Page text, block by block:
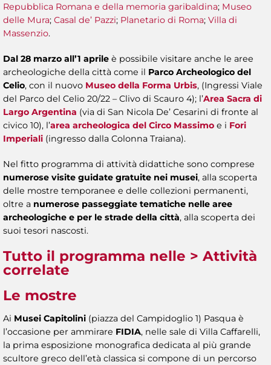
Repubblica Romana e della memoria garibaldina; Museo
delle Mura; Casal de’ Pazzi; Planetario di Roma; Villa di
Massenzio.
Dal 28 marzo all’1 aprile è possibile visitare anche le aree
archeologiche della città come il Parco Archeologico del
Celio, con il nuovo Museo della Forma Urbis, (Ingressi Viale
del Parco del Celio 20/22 – Clivo di Scauro 4); l’Area Sacra di
Largo Argentina (via di San Nicola De’ Cesarini di fronte al
civico 10), l’area archeologica del Circo Massimo e i Fori
Imperiali (ingresso dalla Colonna Traiana).
Nel fitto programma di attività didattiche sono comprese
numerose visite guidate gratuite nei musei, alla scoperta
delle mostre temporanee e delle collezioni permanenti,
oltre a numerose passeggiate tematiche nelle aree
archeologiche e per le strade della città, alla scoperta dei
suoi tesori nascosti.
Tutto il programma nelle > Attività
correlate
Le mostre
Ai Musei Capitolini (piazza del Campidoglio 1) Pasqua è
l’occasione per ammirare FIDIA, nelle sale di Villa Caffarelli,
la prima esposizione monografica dedicata al più grande
scultore greco dell’età classica si compone di un percorso